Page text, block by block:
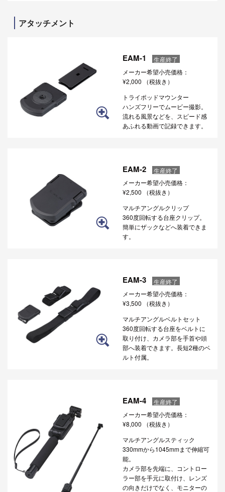
アタッチメント
EAM-1
生産終了
メーカー希望小売価格：
¥2,000
（税抜き）
トライポッドマウンター
ハンズフリーでムービー撮影。
流れる風景などを、スピード感
あふれる動画で記録できます。
EAM-2
生産終了
メーカー希望小売価格：
¥2,500
（税抜き）
マルチアングルクリップ
360度回転する台座クリップ。
簡単にザックなどへ装着できま
す。
EAM-3
生産終了
メーカー希望小売価格：
¥3,500
（税抜き）
マルチアングルベルトセット
360度回転する台座をベルトに
取り付け、カメラ部を手首や頭
部へ装着できます。長短2種のベ
ルト付属。
EAM-4
生産終了
メーカー希望小売価格：
¥8,000
（税抜き）
マルチアングルスティック
330mmから1045mmまで伸縮可
能。
カメラ部を先端に、コントロー
ラー部を手元に取付け、レンズ
の向きだけでなく、モニターの